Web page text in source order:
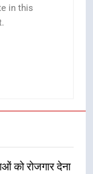
in this
को रोजगार देना